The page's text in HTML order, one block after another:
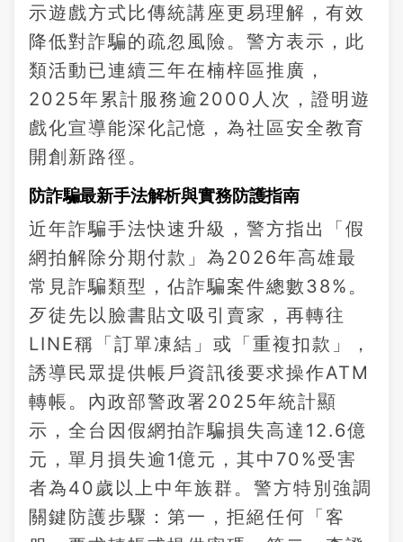
示遊戲方式比傳統講座更易理解，有效
降低對詐騙的疏忽風險。警方表示，此
類活動已連續三年在楠梓區推廣，
2025年累計服務逾2000人次，證明遊
戲化宣導能深化記憶，為社區安全教育
開創新路徑。
防詐騙最新手法解析與實務防護指南
近年詐騙手法快速升級，警方指出「假
網拍解除分期付款」為2026年高雄最
常見詐騙類型，佔詐騙案件總數38%。
歹徒先以臉書貼文吸引賣家，再轉往
LINE稱「訂單凍結」或「重複扣款」，
誘導民眾提供帳戶資訊後要求操作ATM
轉帳。內政部警政署2025年統計顯
示，全台因假網拍詐騙損失高達12.6億
元，單月損失逾1億元，其中70%受害
者為40歲以上中年族群。警方特別強調
關鍵防護步驟：第一，拒絕任何「客